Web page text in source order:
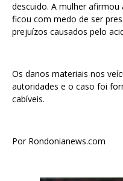
descuido. A mulher
ficou com medo de ser
prejuízos causados pelo
Os danos materiais nos
autoridades e o caso foi
cabíveis.
Por Rondonianews.com